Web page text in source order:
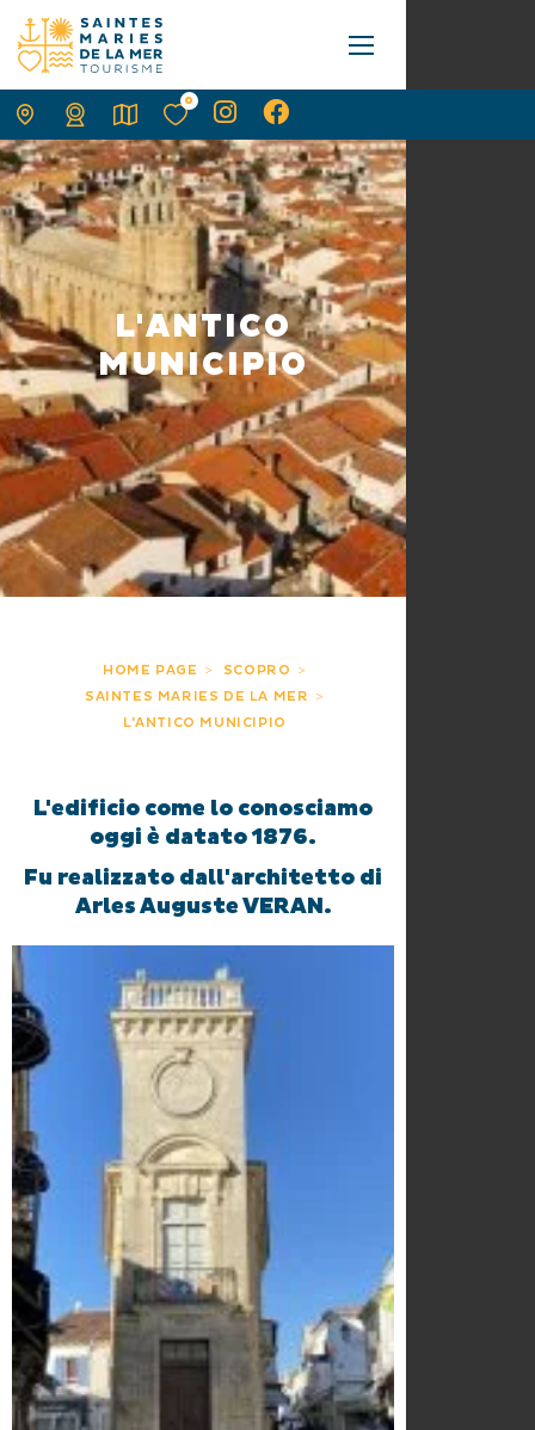
L'ANTICO
MUNICIPIO
HOME PAGE
SCOPRO
SAINTES MARIES DE LA MER
L'ANTICO MUNICIPIO
L'edificio come lo conosciamo
oggi è datato 1876.
Fu realizzato dall'architetto di
Arles Auguste VERAN.
0